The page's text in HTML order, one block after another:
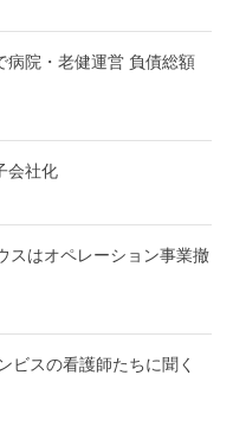
院・老健運営 負債総額
会社化
スはオペレーション事業撤
ビスの看護師たちに聞く